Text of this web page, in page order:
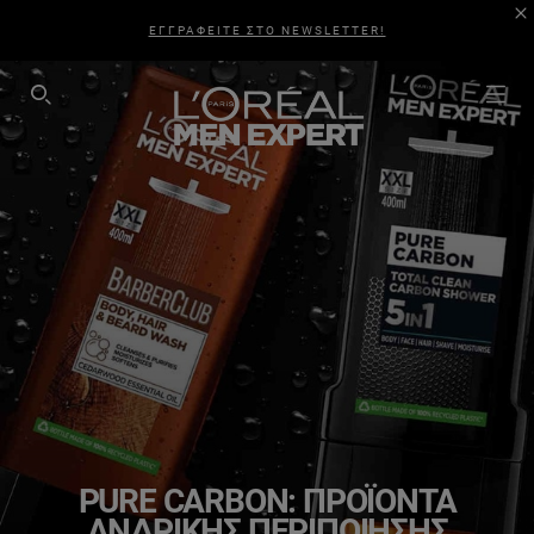
ΕΓΓΡΑΦΕΙΤΕ ΣΤΟ NEWSLETTER!
SEARCH THIS SITE
PURE CARBON: ΠΡΟΪΌΝΤΑ